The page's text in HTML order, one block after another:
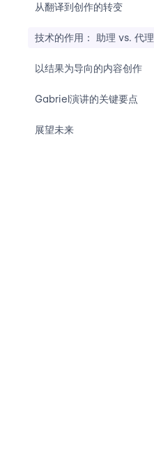
从翻译到创作的转变
技术的作用： 助理 vs. 代理
以结果为导向的内容创作
Gabriel演讲的关键要点
展望未来